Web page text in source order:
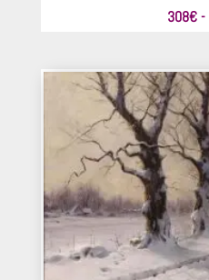
308€ -